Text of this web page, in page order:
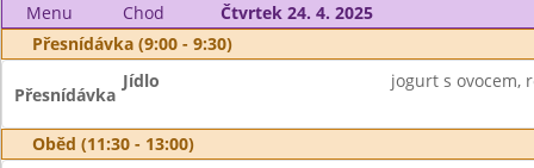
Menu Chod
Čtvrtek 24. 4. 2025
Přesnídávka (9:00 - 9:30)
Přesnídávka
Jídlo jogurt s ovocem,
Oběd (11:30 - 13:00)